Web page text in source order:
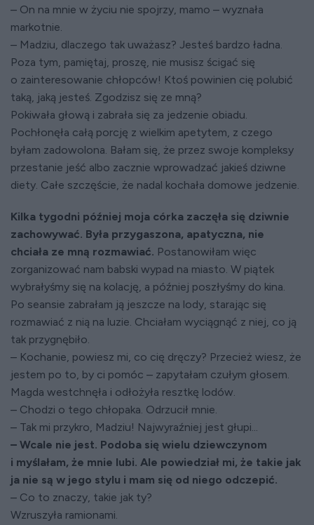
– On na mnie w życiu nie spojrzy, mamo – wyznała
markotnie.
– Madziu, dlaczego tak uważasz? Jesteś bardzo ładna.
Poza tym, pamiętaj, proszę, nie musisz ścigać się
o zainteresowanie chłopców! Ktoś powinien cię polubić
taką, jaką jesteś. Zgodzisz się ze mną?
Pokiwała głową i zabrała się za jedzenie obiadu.
Pochłonęła całą porcję z wielkim apetytem, z czego
byłam zadowolona. Bałam się, że przez swoje kompleksy
przestanie jeść albo zacznie wprowadzać jakieś dziwne
diety. Całe szczęście, że nadal kochała domowe jedzenie.
Kilka tygodni później moja córka zaczęła się dziwnie
zachowywać. Była przygaszona, apatyczna, nie
chciała ze mną rozmawiać. Postanowiłam więc
zorganizować nam babski wypad na miasto. W piątek
wybrałyśmy się na kolację, a później poszłyśmy do kina.
Po seansie zabrałam ją jeszcze na lody, starając się
rozmawiać z nią na luzie. Chciałam wyciągnąć z niej, co ją
tak przygnębiło.
– Kochanie, powiesz mi, co cię dręczy? Przecież wiesz, że
jestem po to, by ci pomóc – zapytałam czułym głosem.
Magda westchnęła i odłożyła resztkę lodów.
– Chodzi o tego chłopaka. Odrzucił mnie.
– Tak mi przykro, Madziu! Najwyraźniej jest głupi...
– Wcale nie jest. Podoba się wielu dziewczynom
i myślałam, że mnie lubi. Ale powiedział mi, że takie jak
ja nie są w jego stylu i mam się od niego odczepić.
– Co to znaczy, takie jak ty?
Wzruszyła ramionami.